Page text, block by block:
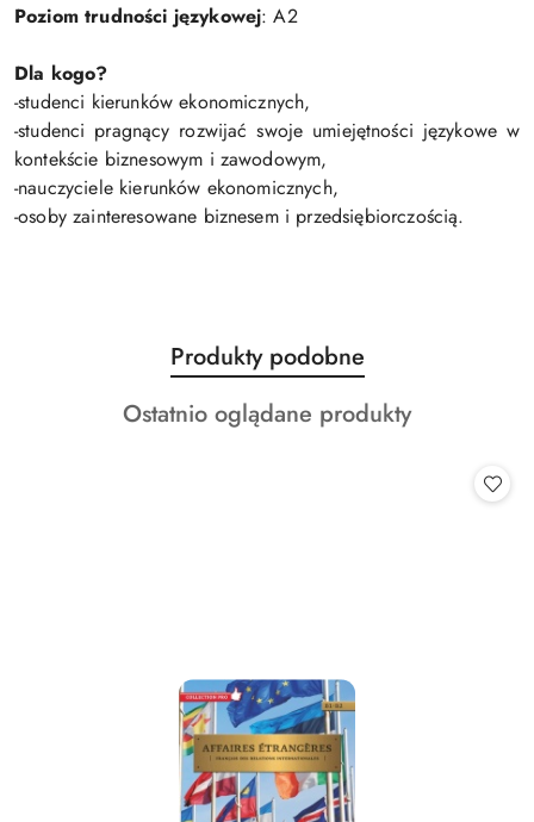
Poziom trudności językowej: A2
Dla kogo?
-studenci kierunków ekonomicznych,
-studenci pragnący rozwijać swoje umiejętności językowe w
kontekście biznesowym i zawodowym,
-nauczyciele kierunków ekonomicznych,
-osoby zainteresowane biznesem i przedsiębiorczością.
Pomiń karuzelę produktów
Produkty
o
statusie:
Produkty podobne
Produkty
Ostatnio oglądane produkty